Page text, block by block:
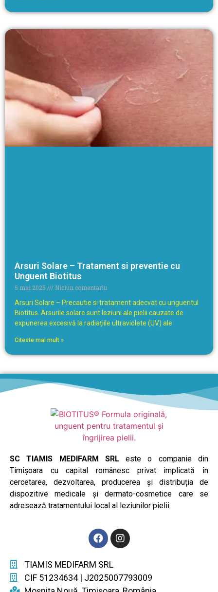
Arsuri Solare – Tratament si preventie cu
Unguent Biotitus
5 mai 2025
Niciun comentariu
Arsuri Solare – Precautie si tratament adecvat cu unguentul
Biotitus. Arsurile solare sunt leziuni ale pielii cauzate de
expunerea excesivă la radiațiile ultraviolete (UV) ale
Citeste mai mult »
SC TIAMIS MEDIFARM SRLeste o companie din
Timișoara cu capital românesc privat implicată în
cercetarea, dezvoltarea, producerea și distribuția de
dispozitive medicale și dermato-cosmetice care se
adresează tratamentului local al leziunilor pielii.
TIAMIS MEDIFARM SRL
CIF 51234634 | J2025007793009